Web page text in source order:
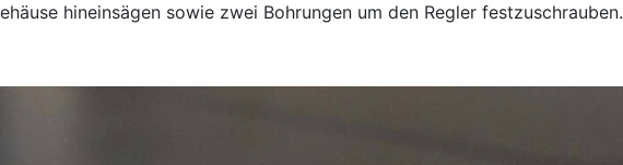
hineinsägen sowie zwei Bohrungen um den Regler festzuschrauben.